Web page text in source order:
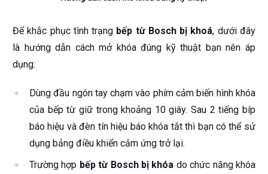
Để khắc phục tình trạng bếp từ Bosch bị khoá, dưới đây
là hướng dẫn cách mở khóa đúng kỹ thuật bạn nên áp
dụng:
Dùng đầu ngón tay chạm vào phím cảm biến hình khóa
của bếp từ giữ trong khoảng 10 giây. Sau 2 tiếng bíp
báo hiệu và đèn tín hiệu báo khóa tắt thì bạn có thể sử
dụng bảng điều khiển cảm ứng trở lại.
Trường hợp bếp từ Bosch bị khóa do chức năng khóa